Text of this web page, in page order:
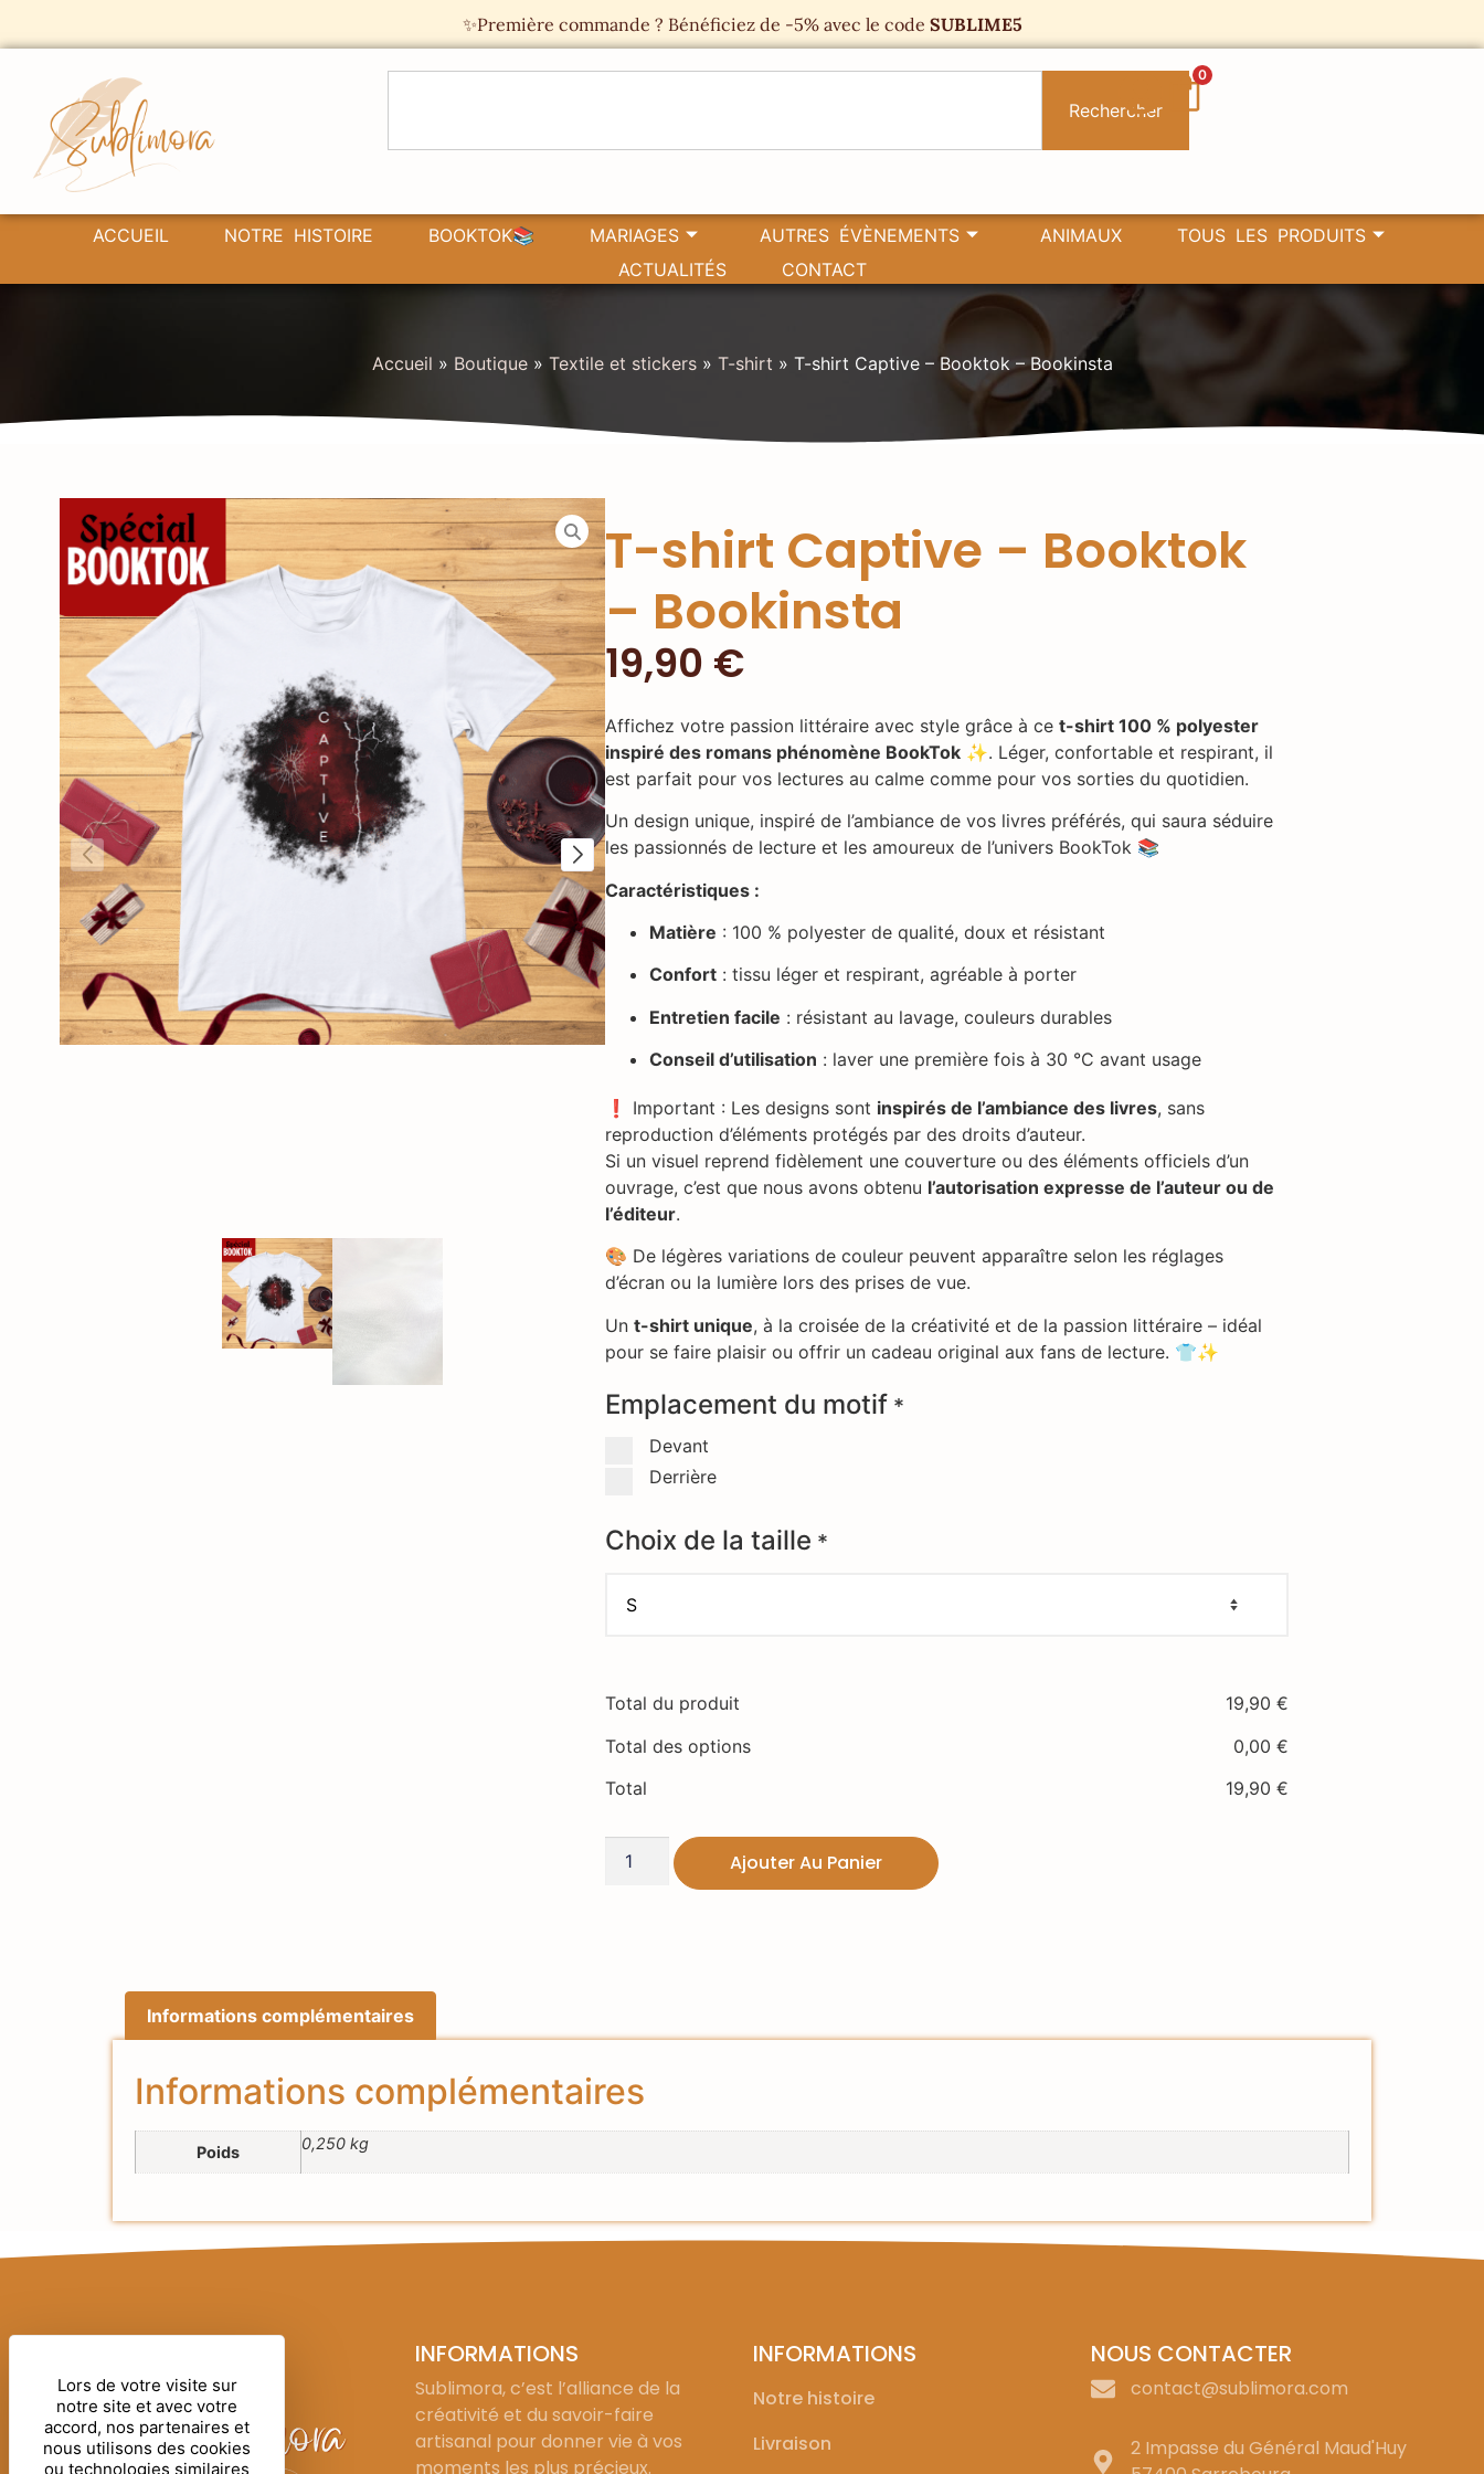
✨Première commande ? Bénéficiez de -5% avec le code SUBLIME5
Rechercher
0
ACCUEIL NOTRE HISTOIRE BOOKTOK📚 MARIAGES AUTRES ÉVÈNEMENTS ANIMAUX
TOUS LES PRODUITS
ACTUALITÉS
CONTACT
Accueil » Boutique » Textile et stickers » T-shirt » T-shirt Captive – Booktok – Bookinsta
T-shirt Captive – Booktok
– Bookinsta
19,90 €
Affichez votre passion littéraire avec style grâce à cet-shirt 100 % polyester
inspiré des romans phénomène BookTok ✨. Léger, confortable et respirant, il
est parfait pour vos lectures au calme comme pour vos sorties du quotidien.
Un design unique, inspiré de l’ambiance de vos livres préférés, qui saura séduire
les passionnés de lecture et les amoureux de l’univers BookTok 📚
Caractéristiques :
Matière : 100 % polyester de qualité, doux et résistant
Confort : tissu léger et respirant, agréable à porter
Entretien facile : résistant au lavage, couleurs durables
Conseil d’utilisation : laver une première fois à 30 °C avant usage
❗ Important : Les designs sont inspirés de l’ambiance des livres, sans
reproduction d’éléments protégés par des droits d’auteur.
Si un visuel reprend fidèlement une couverture ou des éléments officiels d’un
ouvrage, c’est que nous avons obtenu l’autorisation expresse de l’auteur ou de
l’éditeur.
🎨 De légères variations de couleur peuvent apparaître selon les réglages
d’écran ou la lumière lors des prises de vue.
Unt-shirt unique, à la croisée de la créativité et de la passion littéraire – idéal
pour se faire plaisir ou offrir un cadeau original aux fans de lecture. 👕✨
Emplacement du motif *
Devant
Derrière
Choix de la taille *
Total du produit 19,90 €
Total des options
0,00 €
Total
19,90 €
Ajouter Au Panier
Informations complémentaires
Informations complémentaires
Poids 0,250 kg
INFORMATIONS
Sublimora, c’est l’alliance de la
créativité et du savoir-faire
artisanal pour donner vie à vos
moments les plus précieux.
INFORMATIONS
Notre histoire
Livraison
NOUS CONTACTER
contact@sublimora.com
2 Impasse du Général Maud'Huy
Lors de votre visite sur
notre site et avec votre
accord, nos partenaires et
nous utilisons des cookies
ou technologies similaires